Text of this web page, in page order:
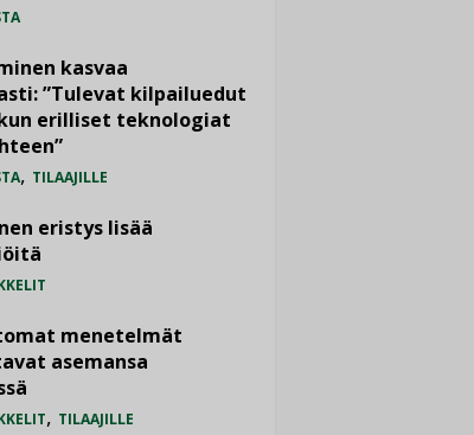
kasvaa
”Tulevat kilpailuedut
erilliset teknologiat
, TILAAJILLE
eristys lisää
menetelmät
asemansa
, TILAAJILLE